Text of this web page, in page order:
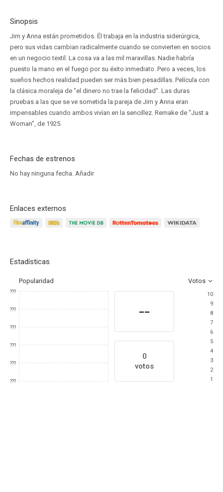
Sinopsis
Jim y Anna están prometidos. Él trabaja en la industria siderúrgica,
pero sus vidas cambian radicalmente cuando se convierten en socios
en un negocio textil. La cosa va a las mil maravillas. Nadie habría
puesto la mano en el fuego por su éxito inmediato. Pero a veces, los
sueños hechos realidad pueden ser más bien pesadillas. Película con
la clásica moraleja de "el dinero no trae la felicidad". Las duras
pruebas a las que se ve sometida la pareja de Jim y Anna eran
impensables cuando ambos vivían en la sencillez. Remake de "Just a
Woman", de 1925.
Fechas de estrenos
No hay ninguna fecha. Añadir
Enlaces externos
Estadísticas
Popularidad Votos
???
???
???
???
???
???
--
0
votos
10
9
8
7
6
5
4
3
2
1